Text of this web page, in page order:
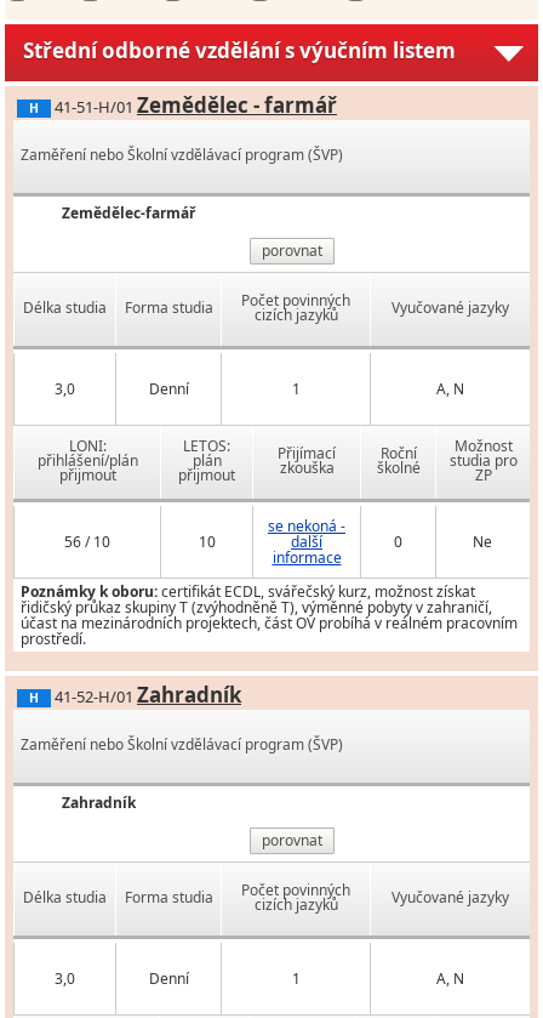
Střední odborné vzdělání s výučním listem
H 41-51-H/01 Zemědělec - farmář
Zaměření nebo Školní vzdělávací program (ŠVP)
Zemědělec-farmář
porovnat
Délka studia Forma studia Počet povinných
cizích jazyků Vyučované jazyky
3,0 Denní 1 A, N
LONI:
přihlášení/plán
přijmout
LETOS:
plán
přijmout
Přijímací
zkouška
Roční
školné
Možnost
studia pro
ZP
56 / 10 10
se nekoná -
další
informace
0 Ne
Poznámky k oboru:certifikát ECDL, svářečský kurz, možnost získat
řidičský průkaz skupiny T (zvýhodněně T), výměnné pobyty v zahraničí,
účast na mezinárodních projektech, část OV probíhá v reálném pracovním
prostředí.
H 41-52-H/01 Zahradník
Zaměření nebo Školní vzdělávací program (ŠVP)
Zahradník
porovnat
Délka studia Forma studia Počet povinných
cizích jazyků Vyučované jazyky
3,0 Denní 1 A, N